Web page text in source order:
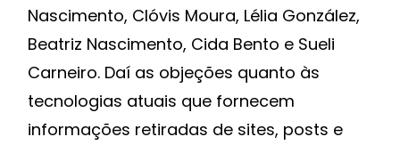
Nascimento, Clóvis Moura, Lélia González,
Beatriz Nascimento, Cida Bento e Sueli
Carneiro. Daí as objeções quanto às
tecnologias atuais que fornecem
informações retiradas de sites, posts e